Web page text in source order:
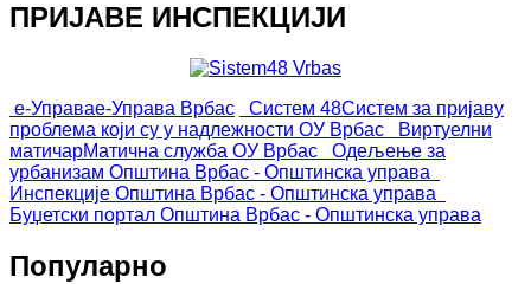
ПРИЈАВЕ ИНСПЕКЦИЈИ
е-Управае-Управа Врбас Систем 48Систем за пријаву
проблема који су у надлежности ОУ Врбас
Виртуелни
матичарМатична служба ОУ Врбас
Одељење за
урбанизам Општина Врбас - Општинска управа
Инспекције Општина Врбас - Општинска управа
Буџетски портал Општина Врбас - Општинска управа
Популарно